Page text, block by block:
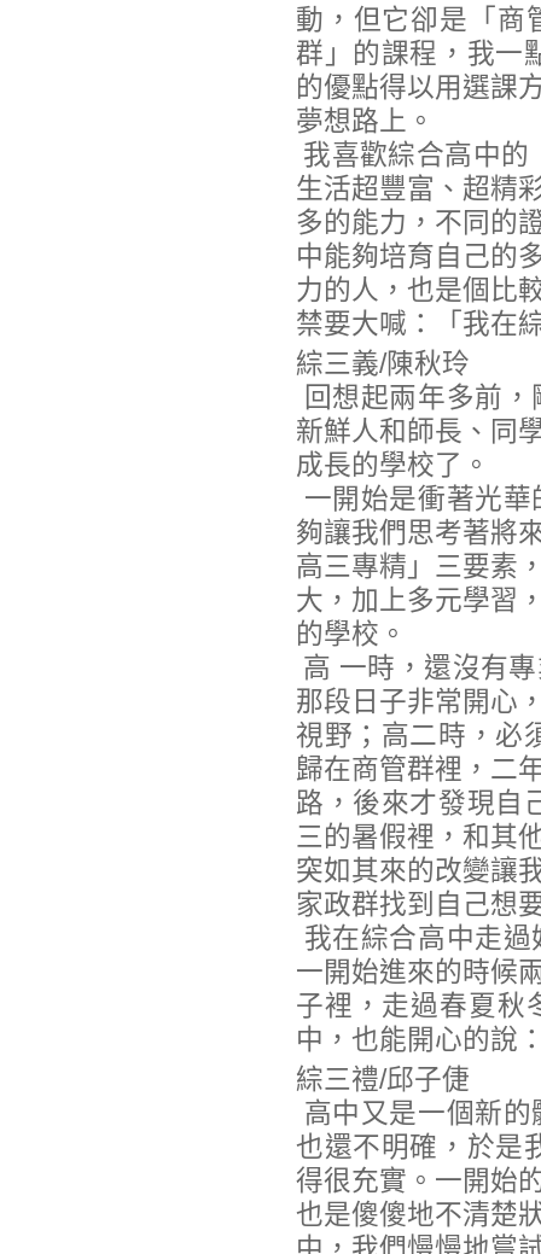
動，但它卻是「商
群」的課程，我一
的優點得以用選課
夢想路上。
我喜歡綜合高中的
生活超豐富、超精
多的能力，不同的
中能夠培育自己的
力的人，也是個比
禁要大喊：「我在
綜三義/陳秋玲
回想起兩年多前
新鮮人和師長、同
成長的學校了。
一開始是衝著光
夠讓我們思考著將
高三專精」三要素
大，加上多元學習
的學校。
高 一時，還沒有
那段日子非常開心
視野；高二時，必
歸在商管群裡，二
路，後來才發現自
三的暑假裡，和其
突如其來的改變讓
家政群找到自己想
我在綜合高中走
一開始進來的時候
子裡，走過春夏秋
中，也能開心的說
綜三禮/邱子倢
高中又是一個新
也還不明確，於是
得很充實。一開始
也是傻傻地不清楚